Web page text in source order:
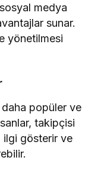
medya
sunar.
yönetilmesi
daha popüler ve
takipçisi
gösterir ve